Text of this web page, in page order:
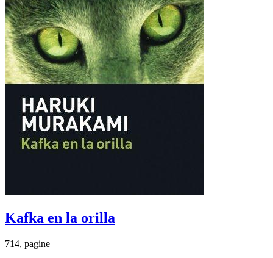
Kafka en la orilla
714, pagine